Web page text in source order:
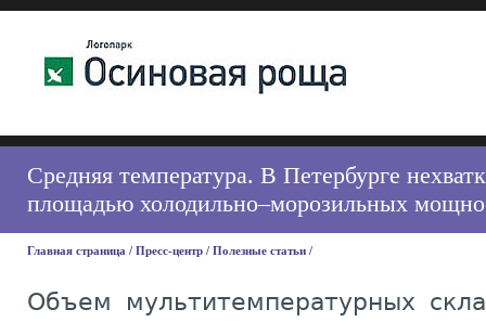
Средняя температура. В Петербурге
площадью холодильно–морозильных
Главная страница / Пресс-центр / Полезные статьи /
Объем мультитемпературных